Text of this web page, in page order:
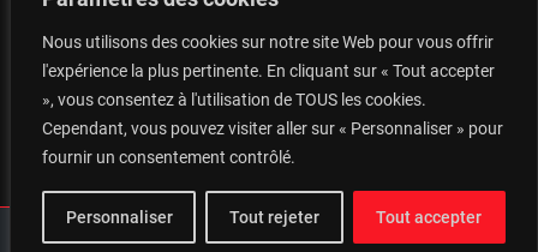
Nous utilisons des cookies sur notre site Web pour vous offrir
l'expérience la plus pertinente. En cliquant sur « Tout accepter
», vous consentez à l'utilisation de TOUS les cookies.
Cependant, vous pouvez visiter aller sur « Personnaliser » pour
fournir un consentement contrôlé.
Personnaliser Tout rejeter Tout accepter
secrétariat : 05 19 57 60 96
Top du Portugal : 06 14 48 93 47
CONTACTEZ-NOUS
Agence Sitevite © 2026 Radio RTF Limoges Copyright